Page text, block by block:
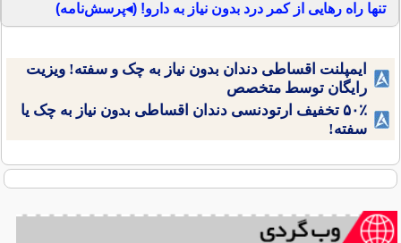
تنها راه رهایی از کمر درد بدون نیاز به دارو! (◂پرسش‌نامه)
ایمپلنت اقساطی دندان بدون نیاز به چک و سفته! ویزیت
رایگان توسط متخصص
۵۰٪ تخفیف ارتودنسی دندان اقساطی بدون نیاز به چک یا
سفته!